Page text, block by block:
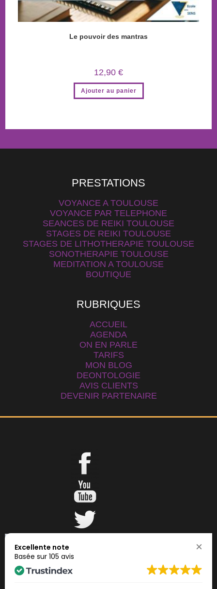
Le pouvoir des mantras
12,90 €
Ajouter au panier
PRESTATIONS
VOYANCE A TOULOUSE
VOYANCE PAR TELEPHONE
SEANCES DE REIKI TOULOUSE
STAGES DE REIKI TOULOUSE
STAGES DE LITHOTHERAPIE TOULOUSE
SONOTHERAPIE TOULOUSE
MEDITATION A TOULOUSE
BOUTIQUE
RUBRIQUES
ACCUEIL
AGENDA
ON EN PARLE
TARIFS
MON BLOG
DEONTOLOGIE
AVIS CLIENTS
DEVENIR PARTENAIRE
CONDITIONS GENERALES DE VENTE
Excellente note
Basée sur 105 avis